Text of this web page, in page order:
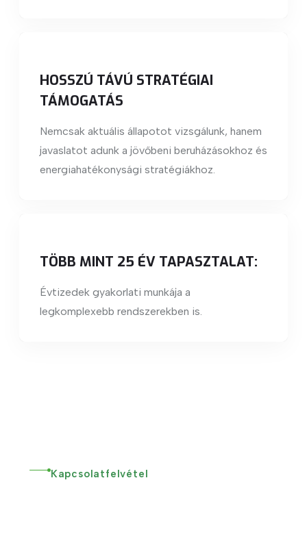
HOSSZÚ TÁVÚ STRATÉGIAI
TÁMOGATÁS
Nemcsak aktuális állapotot vizsgálunk, hanem
javaslatot adunk a jövőbeni beruházásokhoz és
energiahatékonysági stratégiákhoz.
TÖBB MINT 25 ÉV TAPASZTALAT:
Évtizedek gyakorlati munkája a
legkomplexebb rendszerekben is.
Kapcsolatfelvétel